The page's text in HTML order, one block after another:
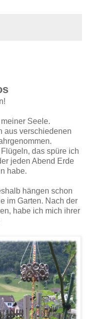
Seele.
aus verschiedenen
das spüre ich
jeden Abend Erde
habe.
hängen schon
im Garten. Nach der
habe ich mich ihrer